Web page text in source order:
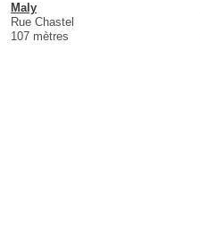
Maly
Rue Chastel
107 mètres